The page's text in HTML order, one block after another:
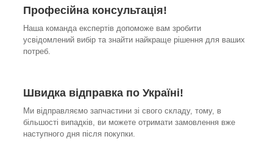
Професійна консультація!
Наша команда експертів допоможе вам зробити
усвідомлений вибір та знайти найкраще рішення для ваших
потреб.
Швидка відправка по Україні!
Ми відправляємо запчастини зі свого складу, тому, в
більшості випадків, ви можете отримати замовлення вже
наступного дня після покупки.